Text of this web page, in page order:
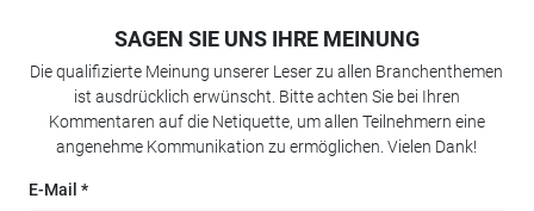
SAGEN SIE UNS IHRE MEINUNG
Die qualifizierte Meinung unserer Leser zu allen Branchenthemen
ist ausdrücklich erwünscht. Bitte achten Sie bei Ihren
Kommentaren auf die Netiquette, um allen Teilnehmern eine
angenehme Kommunikation zu ermöglichen. Vielen Dank!
E-Mail